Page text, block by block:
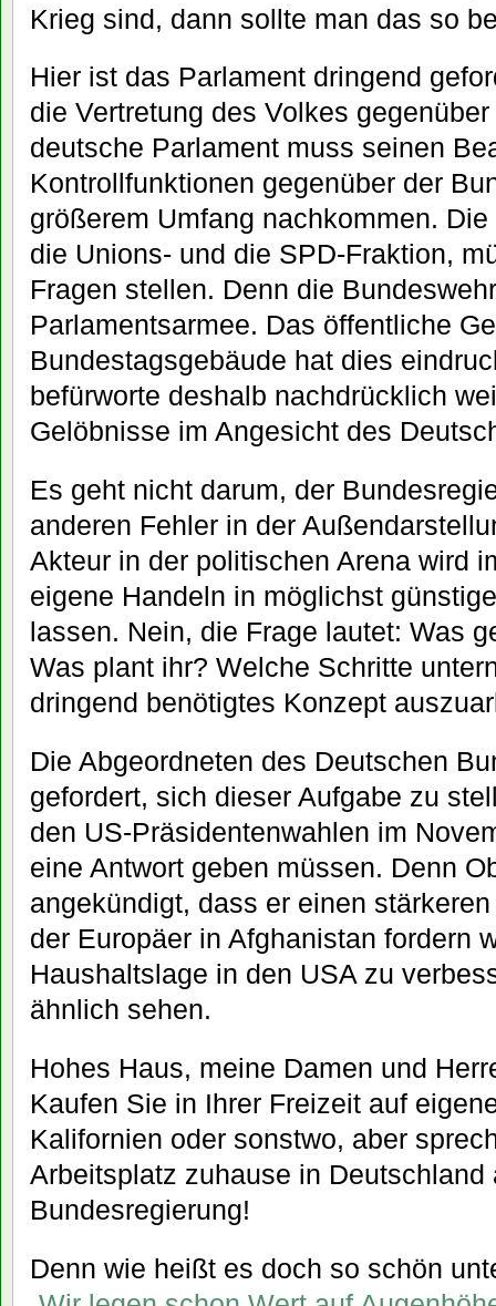
Krieg sind, dann sollte man das so
Hier ist das Parlament dringend
die Vertretung des Volkes
deutsche Parlament muss seinen
Kontrollfunktionen gegenüber der
größerem Umfang nachkommen.
die Unions- und die SPD-Fraktion,
Fragen stellen. Denn die
Parlamentsarmee. Das öffentliche
Bundestagsgebäude hat dies
befürworte deshalb nachdrücklich
Gelöbnisse im Angesicht des
Es geht nicht darum, der
anderen Fehler in der
Akteur in der politischen Arena wird
eigene Handeln in möglichst
lassen. Nein, die Frage lautet: Was
Was plant ihr? Welche Schritte
dringend benötigtes Konzept
Die Abgeordneten des Deutschen
gefordert, sich dieser Aufgabe zu
den US-Präsidentenwahlen im
eine Antwort geben müssen. Denn
angekündigt, dass er einen
der Europäer in Afghanistan fordern
Haushaltslage in den USA zu
ähnlich sehen.
Hohes Haus, meine Damen und
Kaufen Sie in Ihrer Freizeit auf
Kalifornien oder sonstwo, aber
Arbeitsplatz zuhause in Deutschland
Bundesregierung!
Denn wie heißt es doch so schön